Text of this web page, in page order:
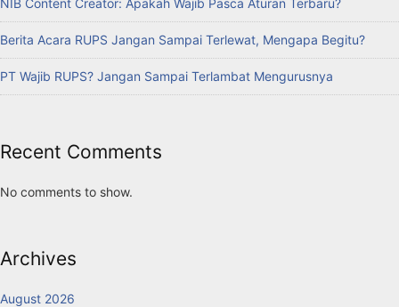
NIB Content Creator: Apakah Wajib Pasca Aturan Terbaru?
Berita Acara RUPS Jangan Sampai Terlewat, Mengapa Begitu?
PT Wajib RUPS? Jangan Sampai Terlambat Mengurusnya
Recent Comments
No comments to show.
Archives
August 2026